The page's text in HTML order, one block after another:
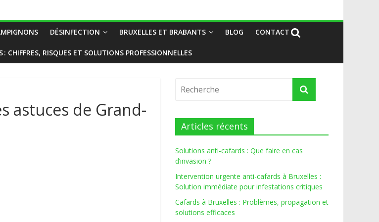
DÉSINFECTION BRUXELLES ET BRABANTS BLOG CONTACT
CHIFFRES, RISQUES ET SOLUTIONS PROFESSIONNELLES
astuces de Grand-
Articles récents
Solutions anti-cafards : Que faire en cas
d’invasion ?
Intervention urgente anti-cafards à Bruxelles :
Solution immédiate pour infestations critiques
Cafards à Bruxelles : Problèmes, propagation et
solutions efficaces